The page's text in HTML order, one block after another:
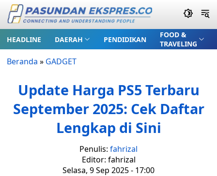
HEADLINE DAERAH PENDIDIKAN
FOOD &
TRAVELING
Beranda » GADGET
Update Harga PS5 Terbaru
September 2025: Cek Daftar
Lengkap di Sini
Penulis: fahrizal
Editor: fahrizal
Selasa, 9 Sep 2025 - 17:00